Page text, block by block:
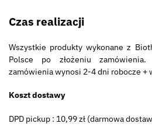
Czas realizacji
Wszystkie produkty wykonane z
Polsce po złożeniu
zamówienia wynosi 2-4 dni robocze +
Koszt dostawy
DPD pickup : 10,99 zł (darmowa